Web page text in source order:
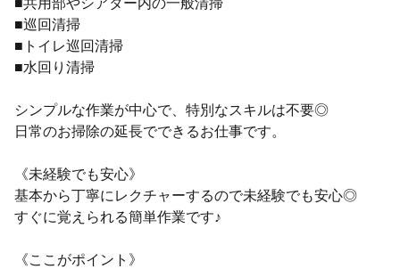
■共用部やシアター内の一般清掃
■巡回清掃
■トイレ巡回清掃
■水回り清掃
シンプルな作業が中心で、特別なスキルは不要◎
日常のお掃除の延長でできるお仕事です。
《未経験でも安心》
基本から丁寧にレクチャーするので未経験でも安心◎
すぐに覚えられる簡単作業です♪
《ここがポイント》